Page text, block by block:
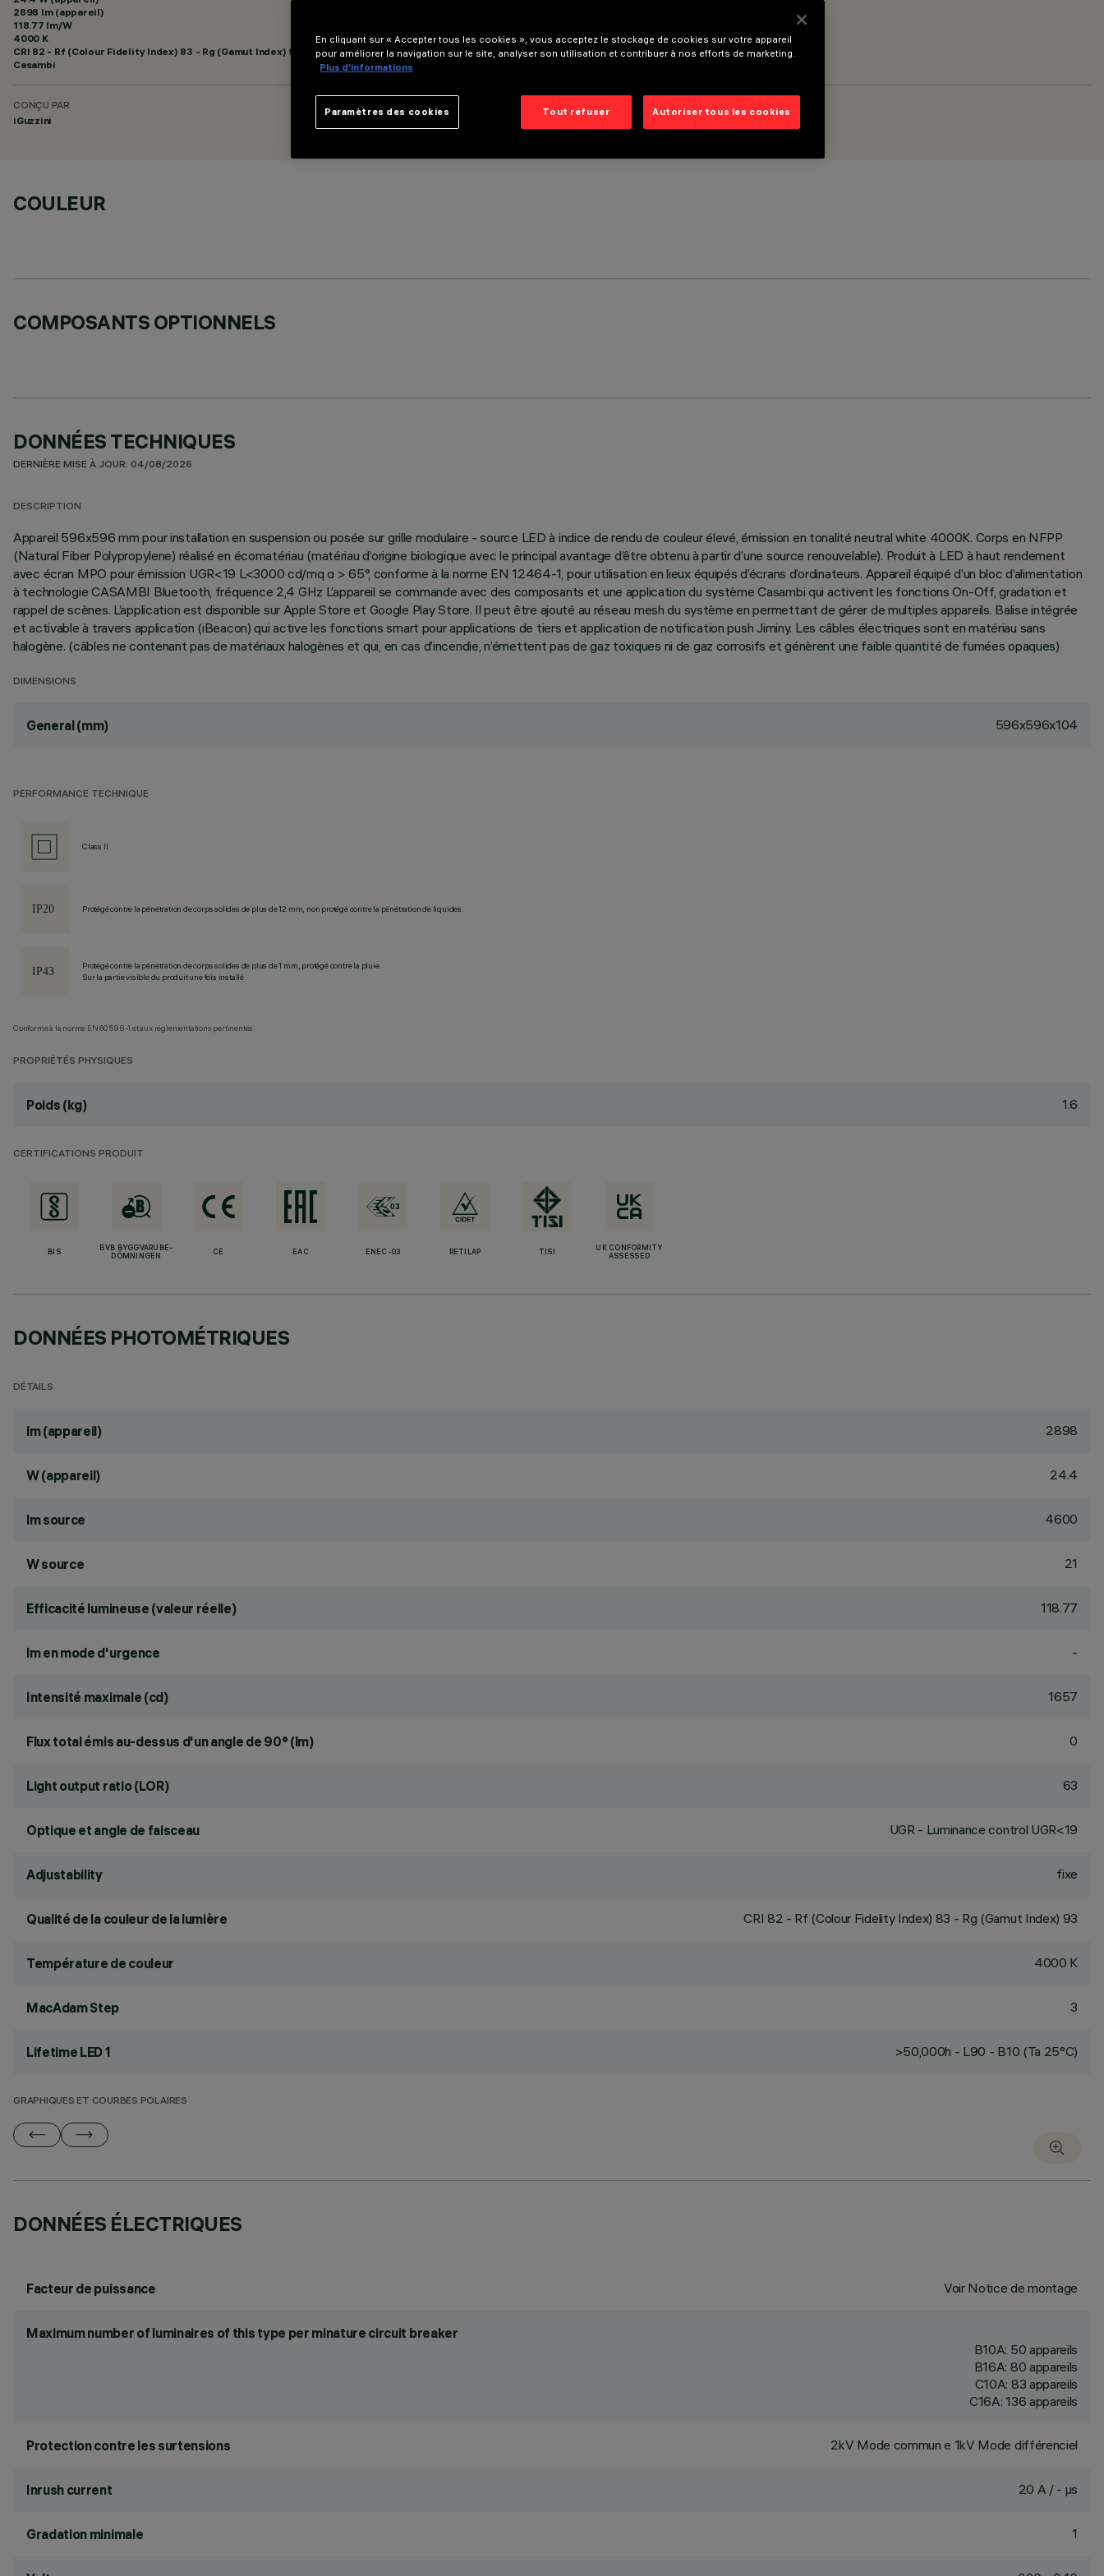
2898 lm (appareil)
118.77 lm/W
4000 K
CRI 82 - Rf (Colour Fidelity Index) 83 - Rg (Gamut Index) 93
Casambi
CONÇU PAR
iGuzzini
COULEUR
COMPOSANTS OPTIONNELS
DONNÉES TECHNIQUES
DERNIÈRE MISE À JOUR: 04/08/2026
DESCRIPTION
Appareil 596x596 mm pour installation en suspension ou posée sur grille modulaire - source LED à indice de rendu de couleur élevé, émission en tonalité neutral white 4000K. Corps en NFPP
(Natural Fiber Polypropylene) réalisé en écomatériau (matériau d’origine biologique avec le principal avantage d’être obtenu à partir d’une source renouvelable). Produit à LED à haut rendement
avec écran MPO pour émission UGR<19 L<3000 cd/mq α > 65°, conforme à la norme EN 12464-1, pour utilisation en lieux équipés d’écrans d’ordinateurs. Appareil équipé d’un bloc d’alimentation
à technologie CASAMBI Bluetooth, fréquence 2,4 GHz L’appareil se commande avec des composants et une application du système Casambi qui activent les fonctions On-Off, gradation et
rappel de scènes. L’application est disponible sur Apple Store et Google Play Store. Il peut être ajouté au réseau mesh du système en permettant de gérer de multiples appareils. Balise intégrée
et activable à travers application (iBeacon) qui active les fonctions smart pour applications de tiers et application de notification push Jiminy. Les câbles électriques sont en matériau sans
halogène. (câbles ne contenant pas de matériaux halogènes et qui, en cas d’incendie, n’émettent pas de gaz toxiques ni de gaz corrosifs et génèrent une faible quantité de fumées opaques)
DIMENSIONS
General (mm) 596x596x104
PERFORMANCE TECHNIQUE
Class II
Protégé contre la pénétration de corps solides de plus de 12 mm, non protégé contre la pénétration de liquides.
Protégé contre la pénétration de corps solides de plus de 1 mm, protégé contre la pluie.
Sur la partie visible du produit une fois installé
Conforme à la norme EN60598-1 et aux réglementations pertinentes.
PROPRIÉTÉS PHYSIQUES
Poids (kg) 1.6
CERTIFICATIONS PRODUIT
BIS
BVB BYGGVARUBE-
DÖMNINGEN
CE EAC ENEC-03 RETILAP TISI
UK CONFORMITY
ASSESSED
DONNÉES PHOTOMÉTRIQUES
DÉTAILS
lm (appareil) 2898
W (appareil) 24.4
lm source 4600
W source 21
Efficacité lumineuse (valeur réelle) 118.77
lm en mode d'urgence -
Intensité maximale (cd) 1657
Flux total émis au-dessus d'un angle de 90° (lm) 0
Light output ratio (LOR) 63
Optique et angle de faisceau UGR - Luminance control UGR<19
Adjustability fixe
Qualité de la couleur de la lumière CRI 82 - Rf (Colour Fidelity Index) 83 - Rg (Gamut Index) 93
Température de couleur 4000 K
MacAdam Step 3
Lifetime LED 1 >50,000h - L90 - B10 (Ta 25°C)
GRAPHIQUES ET COURBES POLAIRES
DONNÉES ÉLECTRIQUES
Facteur de puissance Voir Notice de montage
Maximum number of luminaires of this type per minature circuit breaker
B10A: 50 appareils
B16A: 80 appareils
C10A: 83 appareils
C16A: 136 appareils
Protection contre les surtensions 2kV Mode commun e 1kV Mode différenciel
Inrush current 20 A / - µs
Gradation minimale 1
En cliquant sur « Accepter tous les cookies », vous acceptez le stockage de cookies sur votre appareil
pour améliorer la navigation sur le site, analyser son utilisation et contribuer à nos efforts de marketing.
Plus d’informations
Tout refuser Autoriser tous les cookies
Paramètres des cookies